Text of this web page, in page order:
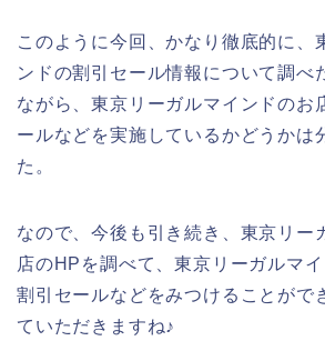
このように今回、かなり徹底的に、
ンドの割引セール情報について調べ
ながら、東京リーガルマインドのお
ールなどを実施しているかどうかは
た。
なので、今後も引き続き、東京リー
店のHPを調べて、東京リーガルマ
割引セールなどをみつけることがで
ていただきますね♪